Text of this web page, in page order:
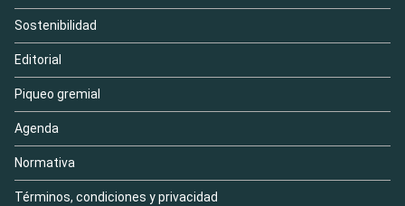
Sostenibilidad
Editorial
Piqueo gremial
Agenda
Normativa
Términos, condiciones y privacidad